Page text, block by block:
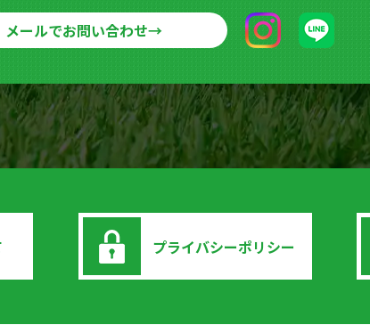
メールでお問い合わせ→
プライバシーポリシー